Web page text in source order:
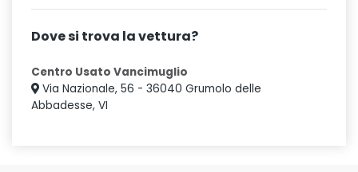
Dove si trova la vettura?
Centro Usato Vancimuglio
Via Nazionale, 56 - 36040 Grumolo delle
Abbadesse, VI